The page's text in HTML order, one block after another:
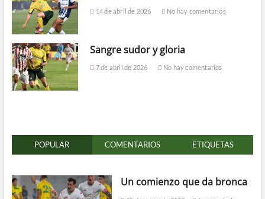
14 de abril de 2026 No hay comentarios
Sangre sudor y gloria
7 de abril de 2026 No hay comentarios
POPULAR COMENTARIOS ETIQUETAS
Un comienzo que da bronca